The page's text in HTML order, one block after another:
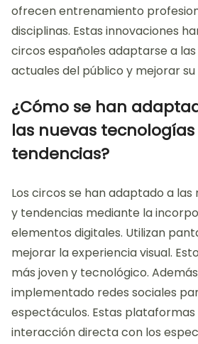
ofrecen entrenamiento
disciplinas. Estas innovaciones
circos españoles adaptarse a
actuales del público y mejorar
¿Cómo se han
las nuevas tecnologías
tendencias?
Los circos se han adaptado a
y tendencias mediante la
elementos digitales. Utilizan
mejorar la experiencia visual.
más joven y tecnológico.
implementado redes sociales
espectáculos. Estas
interacción directa con los